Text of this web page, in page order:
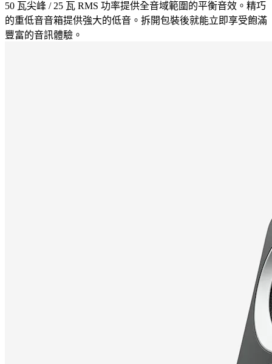
50 瓦尖峰 / 25 瓦 RMS 功率提供全音域範圍的平衡音效。精巧
的重低音音箱提供強大的低音。拆開包裝後就能立即享受飽滿
豐富的音訊體驗。